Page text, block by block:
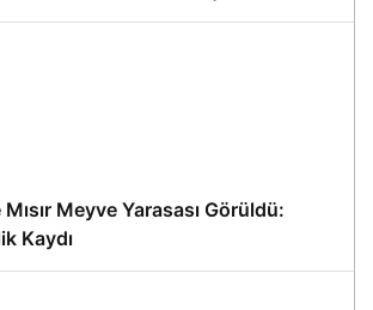
Meyve Yarasası Görüldü:
Kaydı